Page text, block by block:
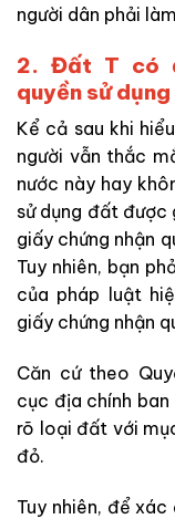
người dân phải
2. Đất T có
quyền sử
Kể cả sau khi
người vẫn thắc
nước này hay
sử dụng đất được
giấy chứng nhận
Tuy nhiên, bạn
của pháp luật
giấy chứng nhận
Căn cứ theo
cục địa chính
rõ loại đất với
đỏ.
Tuy nhiên, để